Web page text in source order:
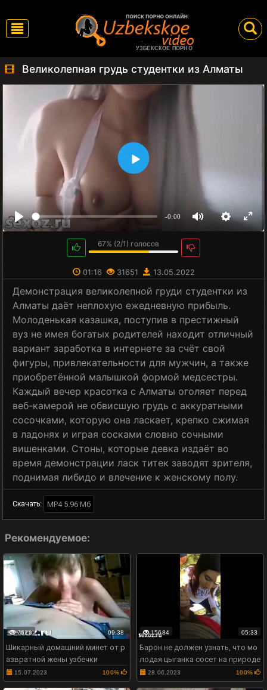
УЗБЕКСКОЕ ПОРНО
Великолепная грудь студентки из Алматы
-0:00
67% (2/1) голосов
01:16 31651 13.05.2022
Демонстрация великолепной груди студентки из
Алматы даёт неплохую ежедневную прибыль.
Молоденькая казашка, поступив в престижный
вуз не имея богатых родителей находит отличный
вариант заработка в интернете за счёт свой
фигуры, привлекательности для мужчин, а также
приобретённой малышкой формой медсестры.
Каждый вечер красотка с Алматы оголяет перед
веб-камерой не обвисшую грудь с аккуратными
сосочками, которую она ласкает, крепко сжимая
в ладонях и играя сосками словно сочными
вишенками. Стоны, которые девка издаёт во
время демонстрации ласк титек заводят зрителя,
поднимая либидо и влечение к женскому полу.
Скачать: MP4 5.96 Мб
Рекомендуемое:
7520 09:38
Шикарный домашний минет от р
азвратной жены узбечки
15.07.2023 100%
15684 05:33
Барон не должен узнать, что мо
лодая цыганка сосет на природе
28.06.2023 100%